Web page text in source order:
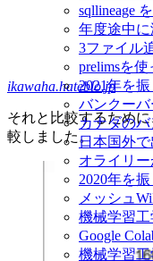
sqllineage
年度途中
3ファイル
prelimsを
2021年を
バンクー
カナダの
日本国外
オライリ
2020年を
メッシュ
機械学習
Google
機械学習
ikawaha.hateblo.jp
それと比較するため
較しました。